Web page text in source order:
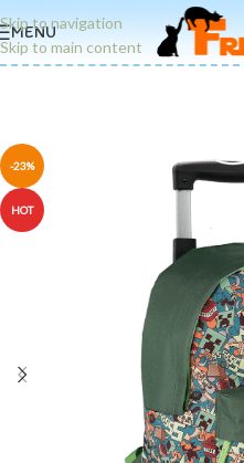
Skip to navigation
Skip to main content
MENU
-23%
HOT